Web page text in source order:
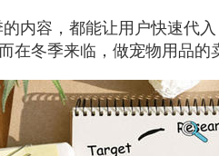
内容，都能让用户快速代
在冬季来临，做宠物用品